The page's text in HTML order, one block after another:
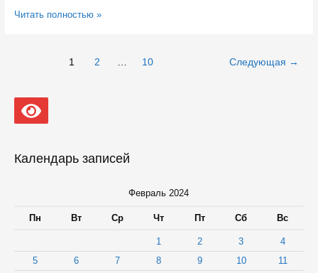
Глава
земельных
отношений
сократить
земельных
Читать полностью »
1 2 10 Следующая →
Календарь записей
Февраль 2024
Пн Вт Ср Чт Пт Сб Вс
1 2 3
4
5
6 7 8 9 10
11